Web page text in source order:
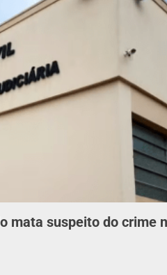
mata suspeito do crime